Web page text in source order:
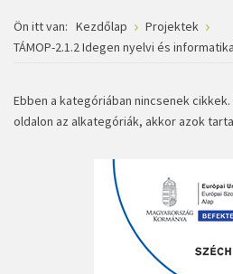
Ön itt van: Kezdőlap
Projektek
TÁMOP-2.1.2 Idegen nyelvi és
Ebben a kategóriában nincsenek
oldalon az alkategóriák, akkor azok